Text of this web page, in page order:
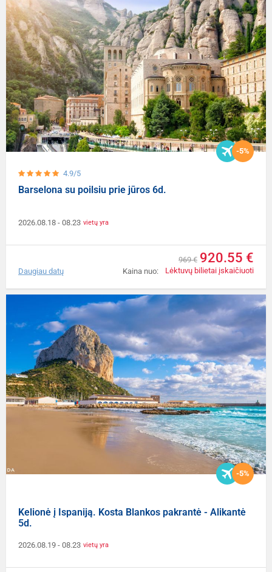
4.9/5
-5%
Barselona su poilsiu prie jūros 6d.
2026.08.18 - 08.23 vietų yra
Kaina nuo:
969 € 920.55 €
Lėktuvų bilietai įskaičiuoti
Daugiau datų
-5%
Kelionė į Ispaniją. Kosta Blankos pakrantė - Alikantė
5d.
2026.08.19 - 08.23 vietų yra